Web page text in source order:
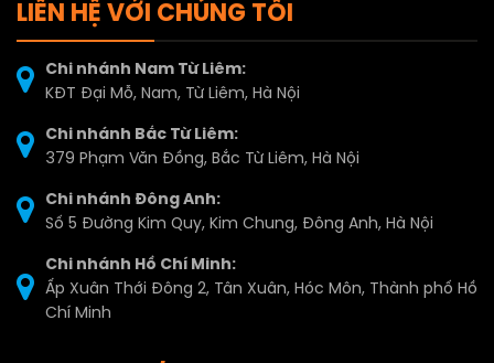
LIÊN HỆ VỚI CHÚNG TÔI
Chi nhánh Nam Từ Liêm:
KĐT Đại Mỗ, Nam, Từ Liêm, Hà Nội
Chi nhánh Bắc Từ Liêm:
379 Phạm Văn Đồng, Bắc Từ Liêm, Hà Nội
Chi nhánh Đông Anh:
Số 5 Đường Kim Quy, Kim Chung, Đông Anh, Hà Nội
Chi nhánh Hồ Chí Minh:
Ấp Xuân Thới Đông 2, Tân Xuân, Hóc Môn, Thành phố Hồ
Chí Minh